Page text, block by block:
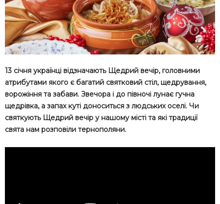
13 січня українці відзначають Щедрий вечір, головними
атрибутами якого є багатий святковий стіл, щедрування,
ворожіння та забави. Звечора і до півночі лунає гучна
щедрівка, а запах куті доноситься з людських оселі. Чи
святкують Щедрий вечір у нашому місті та які традиції
свята нам розповіли тернополяни.